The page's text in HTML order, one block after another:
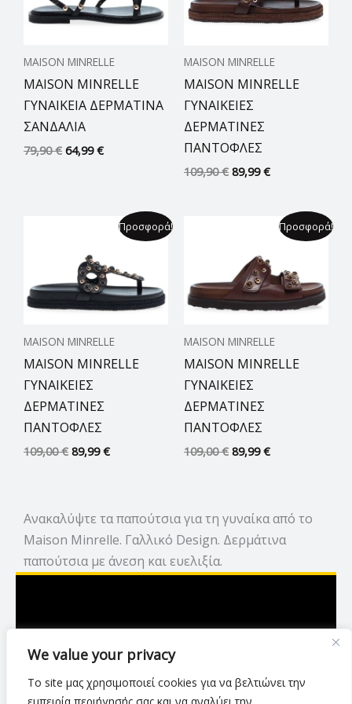
We value your privacy
Το site μας χρησιμοποιεί cookies για να βελτιώνει την
MAISON MINRELLE
MAISON MINRELLE
ΓΥΝΑΙΚΕΙΑ ΔΕΡΜΑΤΙΝΑ
ΣΑΝΔΑΛΙΑ
79,90€ 64,99€
MAISON MINRELLE
MAISON MINRELLE
ΓΥΝΑΙΚΕΙΕΣ
ΔΕΡΜΑΤΙΝΕΣ
ΠΑΝΤΟΦΛΕΣ
109,90€ 89,99€
Προσφορά!
MAISON MINRELLE
MAISON MINRELLE
ΓΥΝΑΙΚΕΙΕΣ
ΔΕΡΜΑΤΙΝΕΣ
ΠΑΝΤΟΦΛΕΣ
109,00€
109,00 €.
89,99€
τρέχουσα
είναι:
89,99 €.
Προσφορά!
MAISON MINRELLE
MAISON MINRELLE
ΓΥΝΑΙΚΕΙΕΣ
ΔΕΡΜΑΤΙΝΕΣ
ΠΑΝΤΟΦΛΕΣ
109,00€
109,00 €.
89,99€
τρέχουσα
είναι:
89,99 €.
Ανακαλύψτε τα παπούτσια για τη γυναίκα από το
Maison Minrelle. Γαλλικό Design. Δερμάτινα
παπούτσια με άνεση και ευελιξία.
luxurylarisa2024@gmail.com